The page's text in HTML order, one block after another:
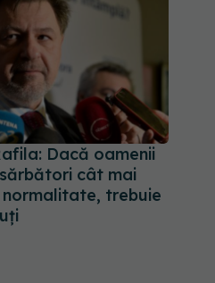
Dacă oamenii
cât mai
trebuie